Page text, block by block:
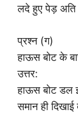
लदे हुए पेड़
प्रश्न (ग)
हाऊस बोट के
उत्तर:
हाऊस बोट डल
समान ही